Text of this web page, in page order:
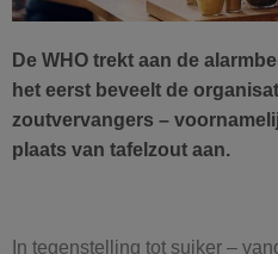
De WHO trekt aan de
het eerst beveelt de
zoutvervangers –
plaats van tafelzout aan.
In tegenstelling tot suiker –